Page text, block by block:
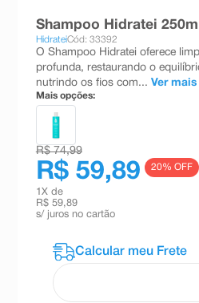
Shampoo Hidratei 250ml
HidrateiCód: 33392
O Shampoo Hidratei oferece
profunda, restaurando o
nutrindo os fios com... Ver mais
Mais opções:
R$ 74,99
R$ 59,89 20% OFF
1 X de
R$ 59,89
s/ juros no cartão
teste gravidez
absorvente
ºshampoo